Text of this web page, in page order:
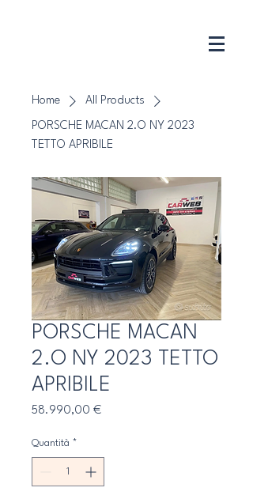
Home All Products
PORSCHE MACAN 2.O NY 2023
TETTO APRIBILE
PORSCHE MACAN
2.O NY 2023 TETTO
APRIBILE
58.990,00 €Prezzo
Quantità *